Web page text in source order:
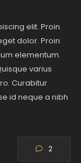
elit. Proin
dolor. Proin
elementum.
varius
Curabitur
id neque a nibh
2